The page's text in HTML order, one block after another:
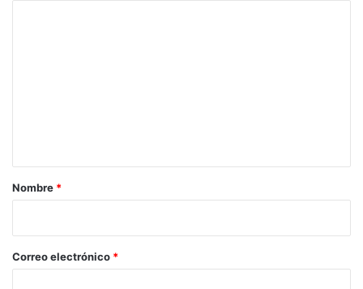
r
*
Nombre *
Correo electrónico *